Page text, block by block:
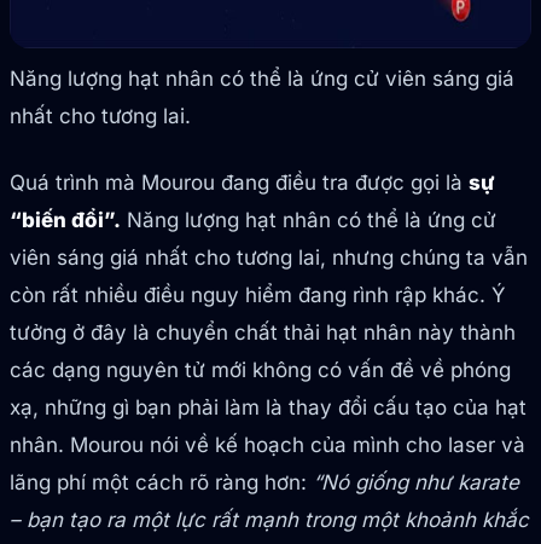
Năng lượng hạt nhân có thể là ứng cử viên sáng giá
nhất cho tương lai.
Quá trình mà Mourou đang điều tra được gọi là sự
“biến đổi”. Năng lượng hạt nhân có thể là ứng cử
viên sáng giá nhất cho tương lai, nhưng chúng ta vẫn
còn rất nhiều điều nguy hiểm đang rình rập khác. Ý
tưởng ở đây là chuyển chất thải hạt nhân này thành
các dạng nguyên tử mới không có vấn đề về phóng
xạ, những gì bạn phải làm là thay đổi cấu tạo của hạt
nhân. Mourou nói về kế hoạch của mình cho laser và
lãng phí một cách rõ ràng hơn: “Nó giống như karate
– bạn tạo ra một lực rất mạnh trong một khoảnh khắc